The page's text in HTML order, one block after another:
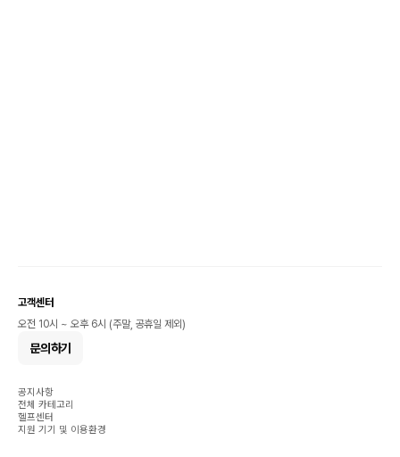
고객센터
오전 10시 ~ 오후 6시 (주말, 공휴일 제외)
문의하기
공지사항
전체 카테고리
헬프센터
지원 기기 및 이용환경